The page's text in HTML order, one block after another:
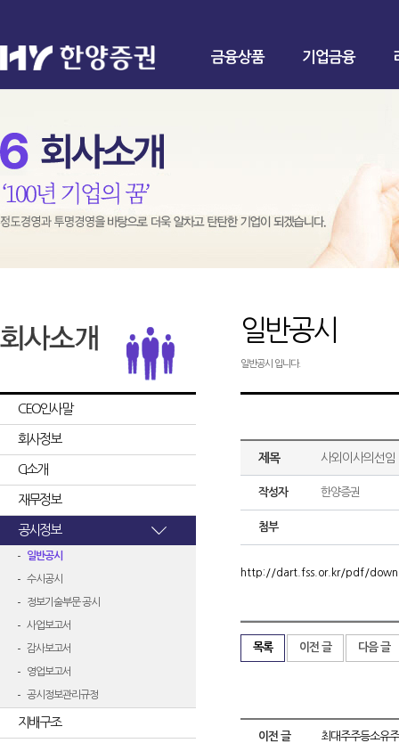
금융상품 기업금융
CEO인사말
회사정보
CI소개
재무정보
공시정보
일반공시
수시공시
정보기술부문 공시
사업보고서
감사보고서
영업보고서
공시정보관리규정
지배구조
일반공시
일반공시 입니다.
제목 사외이사의선임
작성자 한양증권
첨부
http://dart.fss.or.kr/pdf/
목록 이전 글 다음 글
이전 글 최대주주등소유